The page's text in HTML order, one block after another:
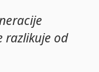
razlikuje od